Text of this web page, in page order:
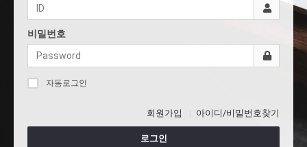
비밀번호
자동로그인
회원가입 아이디/비밀번호찾기
로그인